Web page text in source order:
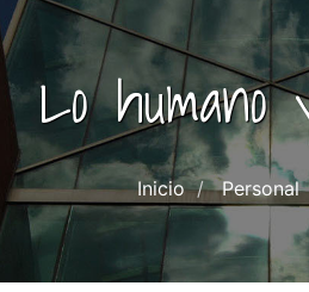
Lo humano
Inicio Personal